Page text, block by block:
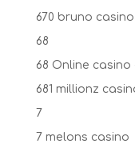
670 bruno casino
68
68 Online
681 millionz
7
7 melons casino